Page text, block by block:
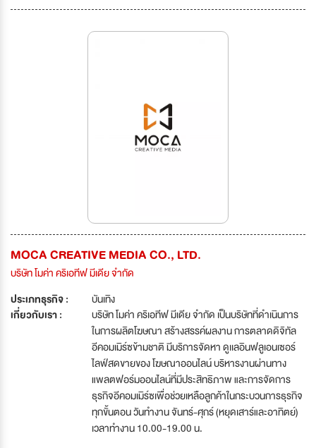
MOCA CREATIVE MEDIA CO., LTD.
บริษัท โมค่า คริเอทีฟ มีเดีย จำกัด
ประเภทธุรกิจ :
บันเทิง
เกี่ยวกับเรา :
บริษัท โมค่า คริเอทีฟ มีเดีย จำกัด เป็นบริษัทที่ดำเนินการ
ในการผลิตโฆษณา สร้างสรรค์ผลงาน การตลาดดิจิทัล
อีคอมเมิร์ซข้ามชาติ มีบริการจัดหา ดูเเลอินฟลูเอนเซอร์
ไลฟ์สดขายของ โฆษณาออนไลน์ บริหารงานผ่านทาง
แพลตฟอร์มออนไลน์ที่มีประสิทธิภาพ และการจัดการ
ธุรกิจอีคอมเมิร์ซเพื่อช่วยเหลือลูกค้าในกระบวนการธุรกิจ
ทุกขั้นตอน วันทำงาน จันทร์-ศุกร์ (หยุดเสาร์และอาทิตย์)
เวลาทำงาน 10.00-19.00 น.